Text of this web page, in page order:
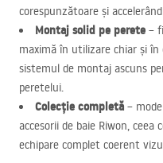
corespunzătoare și
Montaj solid pe perete –
maximă în utilizare chiar și
sistemul de montaj ascuns
peretelui.
Colecție completă –
accesorii de baie Riwon,
echipare complet coerent